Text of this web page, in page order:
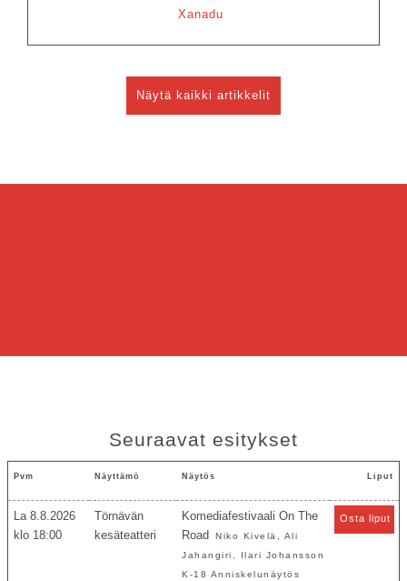
Xanadu
Näytä kaikki artikkelit
Seuraavat esitykset
Pvm Näyttämö Näytös Liput
La 8.8.2026
18:00
Törnävän
kesäteatteri
Komediafestivaali On The
Road
Niko Kivelä, Ali
Jahangiri, Ilari Johansson
K-18 Anniskelunäytös
Osta liput